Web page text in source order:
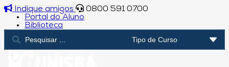
Indique amigos
0800 591 0700
Portal do Aluno
Biblioteca